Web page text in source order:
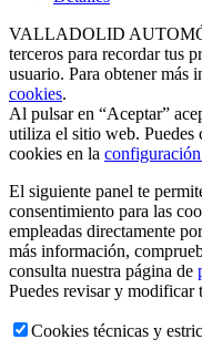
VALLADOLID
terceros para recordar tus
usuario. Para obtener más
cookies.
Al pulsar en “Aceptar”
utiliza el sitio web. Puedes
cookies en la
El siguiente panel te
consentimiento para las
empleadas directamente
más información,
consulta nuestra página de
Puedes revisar y modificar
Cookies técnicas y